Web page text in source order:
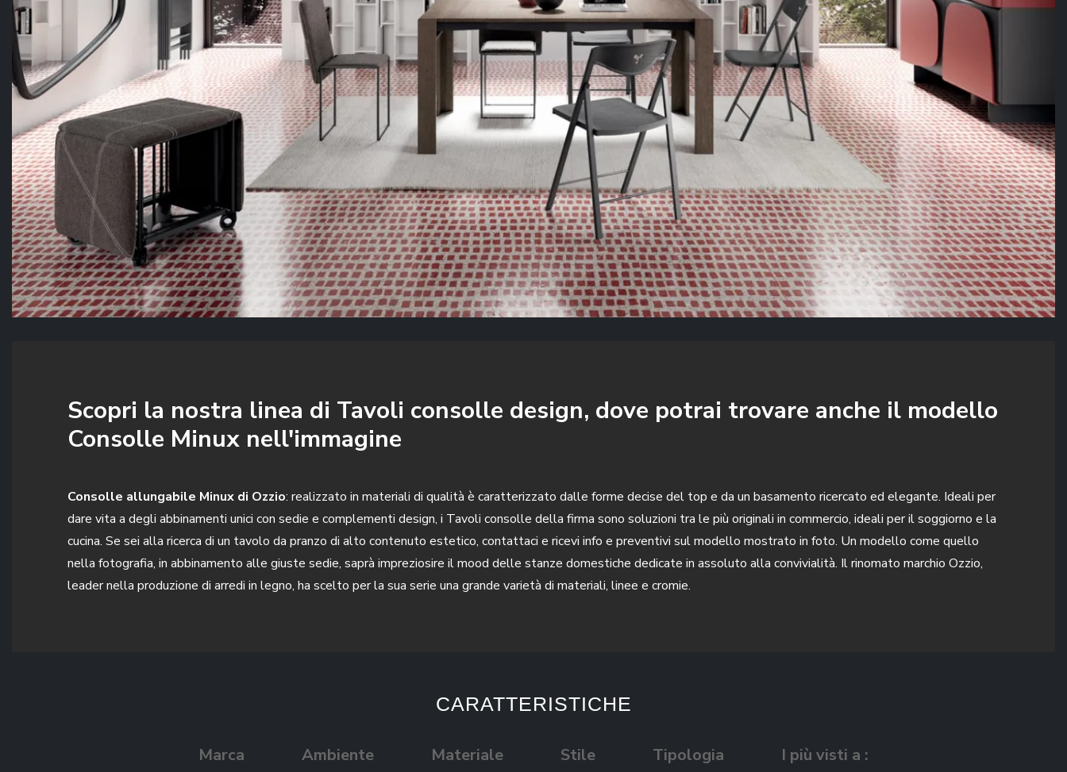
Scopri la nostra linea di Tavoli consolle design, dove potrai trovare anche il modello
Consolle Minux nell'immagine
Consolle allungabile Minux di Ozzio: realizzato in materiali di qualità è caratterizzato dalle forme decise del top e da un basamento ricercato ed elegante. Ideali per
dare vita a degli abbinamenti unici con sedie e complementi design, i Tavoli consolle della firma sono soluzioni tra le più originali in commercio, ideali per il soggiorno e la
cucina. Se sei alla ricerca di un tavolo da pranzo di alto contenuto estetico, contattaci e ricevi info e preventivi sul modello mostrato in foto. Un modello come quello
nella fotografia, in abbinamento alle giuste sedie, saprà impreziosire il mood delle stanze domestiche dedicate in assoluto alla convivialità. Il rinomato marchio Ozzio,
leader nella produzione di arredi in legno, ha scelto per la sua serie una grande varietà di materiali, linee e cromie.
CARATTERISTICHE
Marca Ambiente Materiale Stile Tipologia I più visti a :